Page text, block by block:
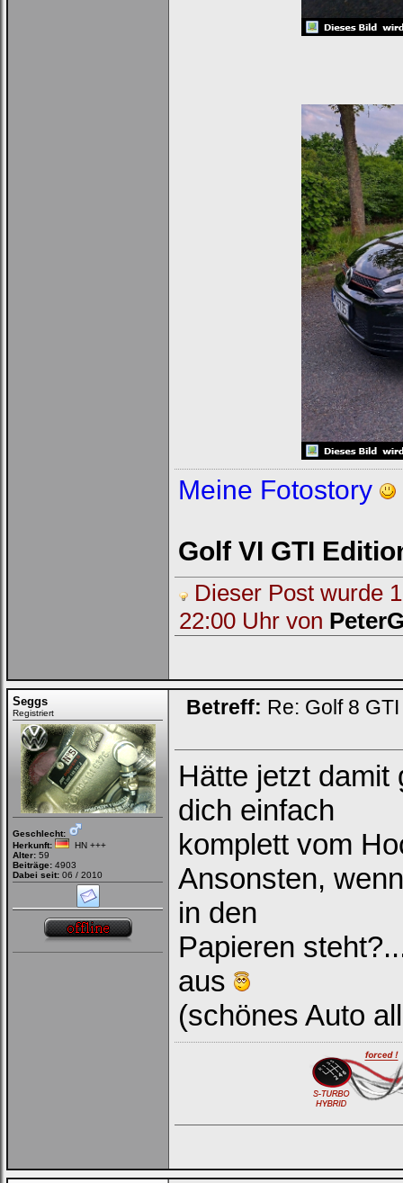
Meine Fotostory
Golf VI GTI
Dieser Post wurde
22:00 Uhr von
Seggs
Registriert
Geschlecht:
Herkunft:
HN +++
Alter: 59
Beiträge: 4903
Dabei seit: 06 / 2010
Betreff: Re: Golf 8
Hätte jetzt damit
dich einfach
komplett vom
Ansonsten,
in den
Papieren
aus
(schönes Auto